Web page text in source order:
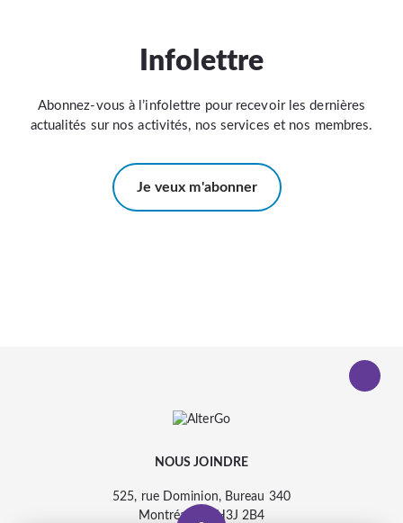
Infolettre
Abonnez-vous à l’infolettre pour recevoir les dernières
actualités sur nos activités, nos services et nos membres.
Je veux m'abonner
NOUS JOINDRE
525, rue Dominion, Bureau 340
Montréal, Qc H3J 2B4